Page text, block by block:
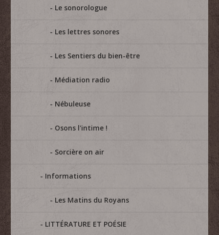
Le sonorologue
Les lettres sonores
Les Sentiers du bien-être
Médiation radio
Nébuleuse
Osons l'intime !
Sorcière on air
Informations
Les Matins du Royans
LITTÉRATURE ET POÉSIE